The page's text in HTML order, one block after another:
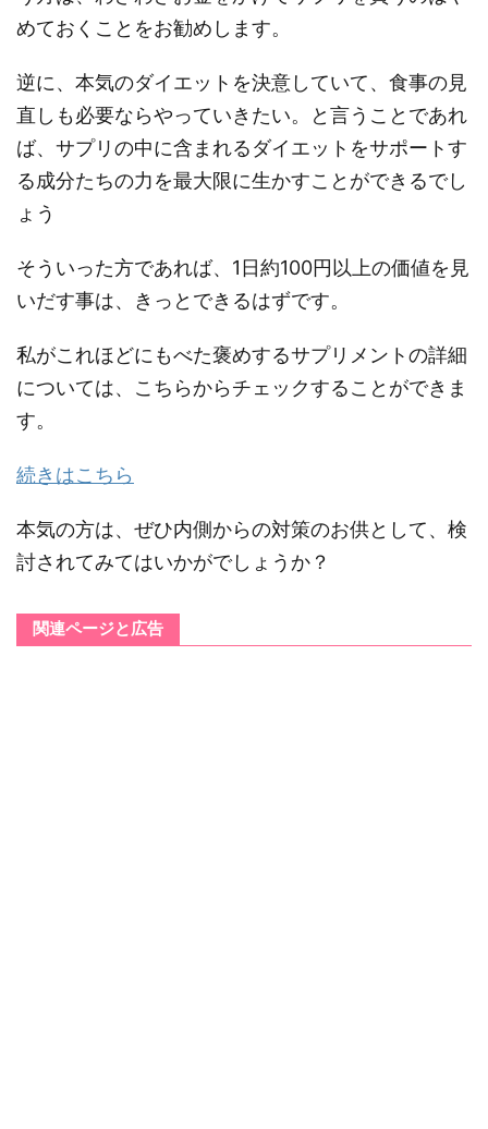
めておくことをお勧めします。
逆に、本気のダイエットを決意していて、食事の見
直しも必要ならやっていきたい。と言うことであれ
ば、サプリの中に含まれるダイエットをサポートす
る成分たちの力を最大限に生かすことができるでし
ょう
そういった方であれば、1日約100円以上の価値を見
いだす事は、きっとできるはずです。
私がこれほどにもべた褒めするサプリメントの詳細
については、こちらからチェックすることができま
す。
続きはこちら
本気の方は、ぜひ内側からの対策のお供として、検
討されてみてはいかがでしょうか？
関連ページと広告